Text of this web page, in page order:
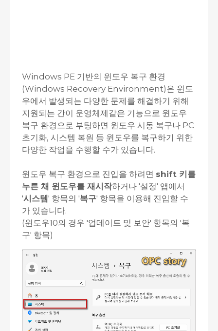
Windows PE 기반의 윈도우 복구 환경
(Windows Recovery Environment)은 윈도
우에서 발생되는 다양한 문제를 해결하기 위해
지원되는 간이 운영체제같은 기능으로 윈도우
복구 환경으로 부팅하면 윈도우 시동 복구나 PC
초기화, 시스템 복원 등 윈도우를 복구하기 위한
다양한 작업을 수행할 수가 있습니다.
윈도우 복구 환경으로 진입을 하려면 shift 키를
누른 채 윈도우를 재시작하거나 '설정' 앱에서
'시스템' 항목의 '복구' 항목을 이용해 진입할 수
가 있습니다.
(윈도우10의 경우 '업데이트 및 보안' 항목의 '복
구' 항목)